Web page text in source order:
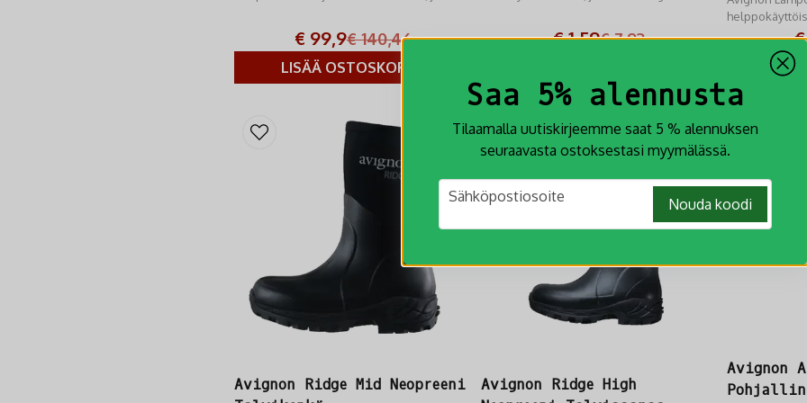
€ 140,46
€ 99,9
LISÄÄ OSTOSKORIIN
€ 7,93
€ 1,59
3 AA-paristolla.
Avignon Ridge Mid Neopreeni
-30%
Avignon Ridge High
-24%
Avignon
Saa 5% alennusta
Tilaamalla uutiskirjeemme saat 5 % alennuksen
seuraavasta ostoksestasi myymälässä.
email
Sähköpostiosoite Nouda koodi